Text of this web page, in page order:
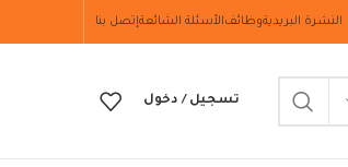
النشرة البريديةوظائفالأسئلة الشائعةإتصل بنا
تسجيل / دخول